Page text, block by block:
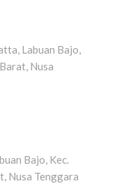
Labuan Bajo,
Nusa
Bajo, Kec.
Nusa Tenggara